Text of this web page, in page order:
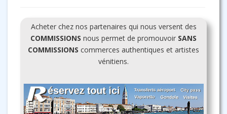
Acheter chez nos partenaires qui nous versent des
COMMISSIONS nous permet de promouvoir SANS
COMMISSIONS commerces authentiques et artistes
vénitiens.